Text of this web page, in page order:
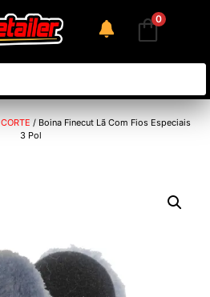
0
CORTE / Boina Finecut Lã Com Fios Especiais
3 Pol